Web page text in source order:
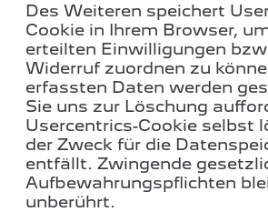
Des Weiteren speichert
Cookie in Ihrem Browser,
erteilten Einwilligungen
Widerruf zuordnen zu
erfassten Daten werden
Sie uns zur Löschung
Usercentrics-Cookie selbst
der Zweck für die
entfällt. Zwingende
Aufbewahrungspflichten
unberührt.